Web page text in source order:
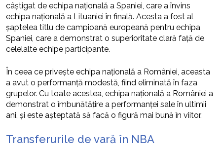
câștigat de echipa națională a Spaniei, care a învins
echipa națională a Lituaniei în finală. Acesta a fost al
șaptelea titlu de campioană europeană pentru echipa
Spaniei, care a demonstrat o superioritate clară față de
celelalte echipe participante.
În ceea ce privește echipa națională a României, aceasta
a avut o performanță modestă, fiind eliminată în faza
grupelor. Cu toate acestea, echipa națională a României a
demonstrat o îmbunătățire a performanței sale în ultimii
ani, și este așteptată să facă o figură mai bună în viitor.
Transferurile de vară în NBA